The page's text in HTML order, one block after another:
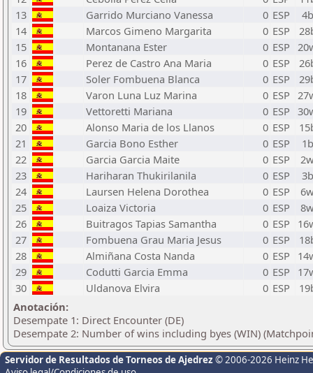
13
Garrido Murciano Vanessa 0 ESP
14
Marcos Gimeno Margarita 0 ESP
15
Montanana Ester 0 ESP
16
Perez de Castro Ana Maria 0 ESP
17
Soler Fombuena Blanca 0 ESP
18
Varon Luna Luz Marina 0 ESP
19
Vettoretti Mariana 0 ESP
20
Alonso Maria de los Llanos 0 ESP
21
Garcia Bono Esther 0 ESP
22
Garcia Garcia Maite 0 ESP
23
Hariharan Thukirilanila 0 ESP
24
Laursen Helena Dorothea 0 ESP
25
Loaiza Victoria 0 ESP
26
Buitragos Tapias Samantha 0 ESP
27
Fombuena Grau Maria Jesus 0 ESP
28
Almiñana Costa Nanda 0 ESP
29
Codutti Garcia Emma 0 ESP
30
Uldanova Elvira 0 ESP
Anotación:
Desempate 1: Direct Encounter (DE)
Desempate 2: Number of wins including byes (WIN)
Servidor de Resultados de Torneos de Ajedrez © 2006-2026 Heinz